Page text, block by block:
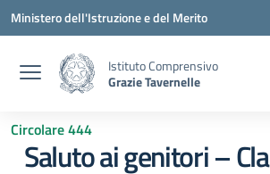
Vai ai contenuti
Vai al menu di navigazione
Vai al footer
Ministero dell'Istruzione e del Merito
Istituto Comprensivo
Grazie Tavernelle
Circolare 444
Saluto ai genitori –